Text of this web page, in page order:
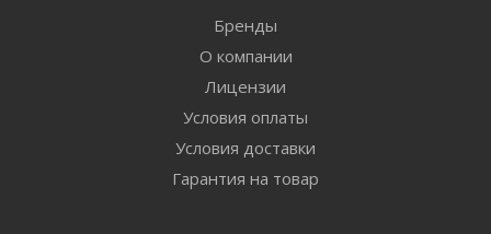
Бренды
О компании
Лицензии
Условия оплаты
Условия доставки
Гарантия на товар